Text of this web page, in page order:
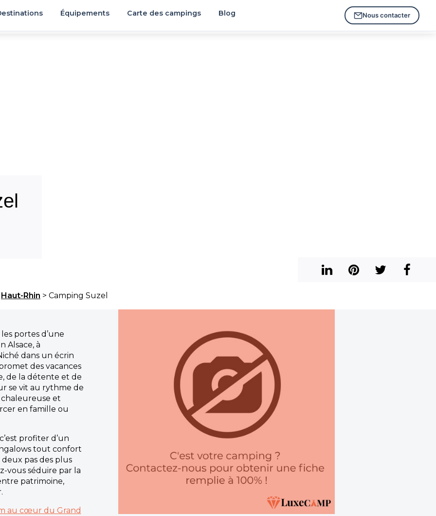
Équipements Carte des campings Blog Nous contacter
Haut-Rhin > Camping Suzel
portes d’une
Alsace, à
dans un écrin
des vacances
de la détente et de
se vit au rythme de
chaleureuse et
en famille ou
profiter d’un
tout confort
pas des plus
vous séduire par la
patrimoine,
au cœur du Grand